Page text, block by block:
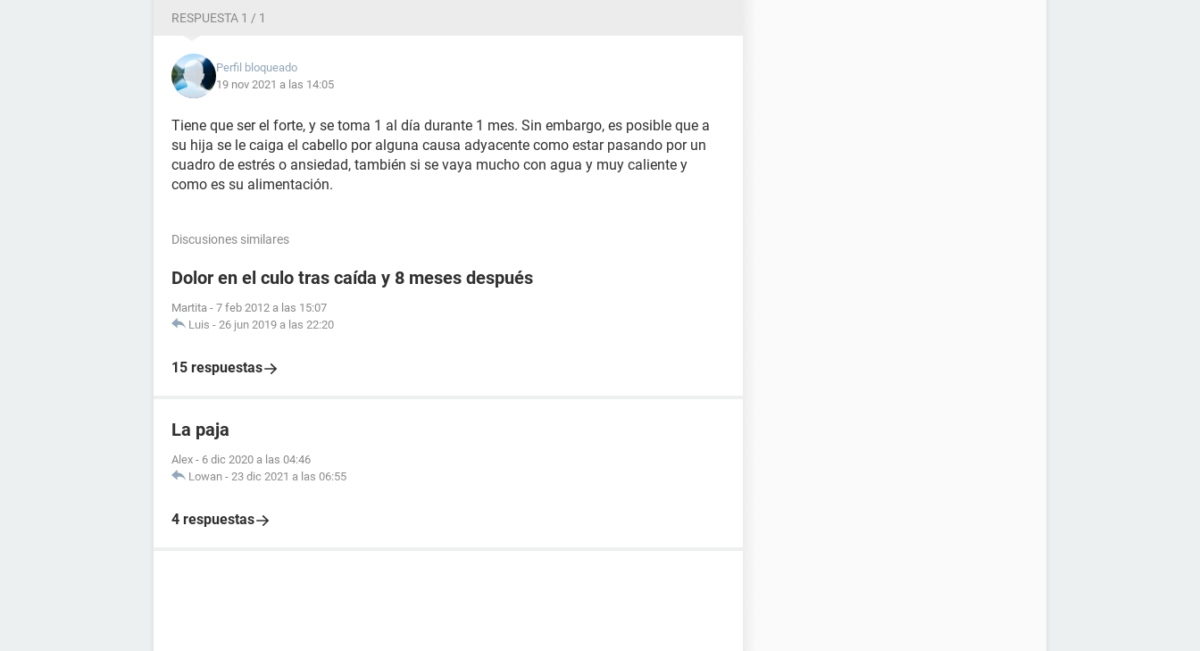
RESPUESTA 1 / 1
Perfil bloqueado
19 nov 2021 a las 14:05
Tiene que ser el forte, y se toma 1 al día durante 1 mes. Sin embargo, es posible que a
su hija se le caiga el cabello por alguna causa adyacente como estar pasando por un
cuadro de estrés o ansiedad, también si se vaya mucho con agua y muy caliente y
como es su alimentación.
Discusiones similares
Dolor en el culo tras caída y 8 meses después
Martita - 7 feb 2012 a las 15:07
Luis - 26 jun 2019 a las 22:20
15 respuestas
La paja
Alex - 6 dic 2020 a las 04:46
Lowan - 23 dic 2021 a las 06:55
4 respuestas